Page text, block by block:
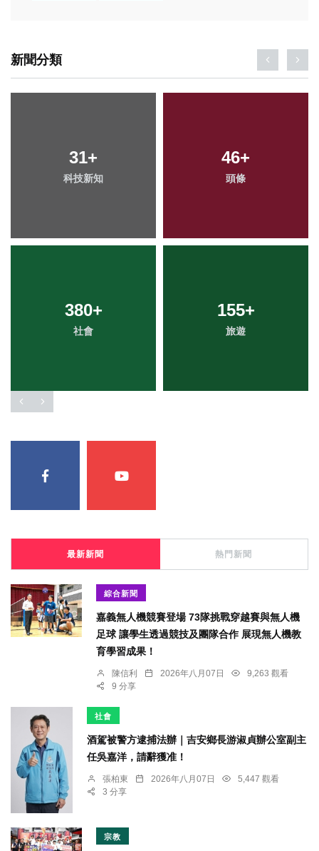
新聞分類
31+
科技新知
46+
頭條
380+
社會
155+
旅遊
最新新聞 熱門新聞
綜合新聞
嘉義無人機競賽登場 73隊挑戰穿越賽與無人機
足球 讓學生透過競技及團隊合作 展現無人機教
育學習成果！
陳信利 2026年八月07日
9,263 觀看
9 分享
社會
酒駕被警方逮捕法辦｜吉安鄉長游淑貞辦公室副主
任吳嘉洋，請辭獲准！
張柏東 2026年八月07日
5,447 觀看
3 分享
宗教